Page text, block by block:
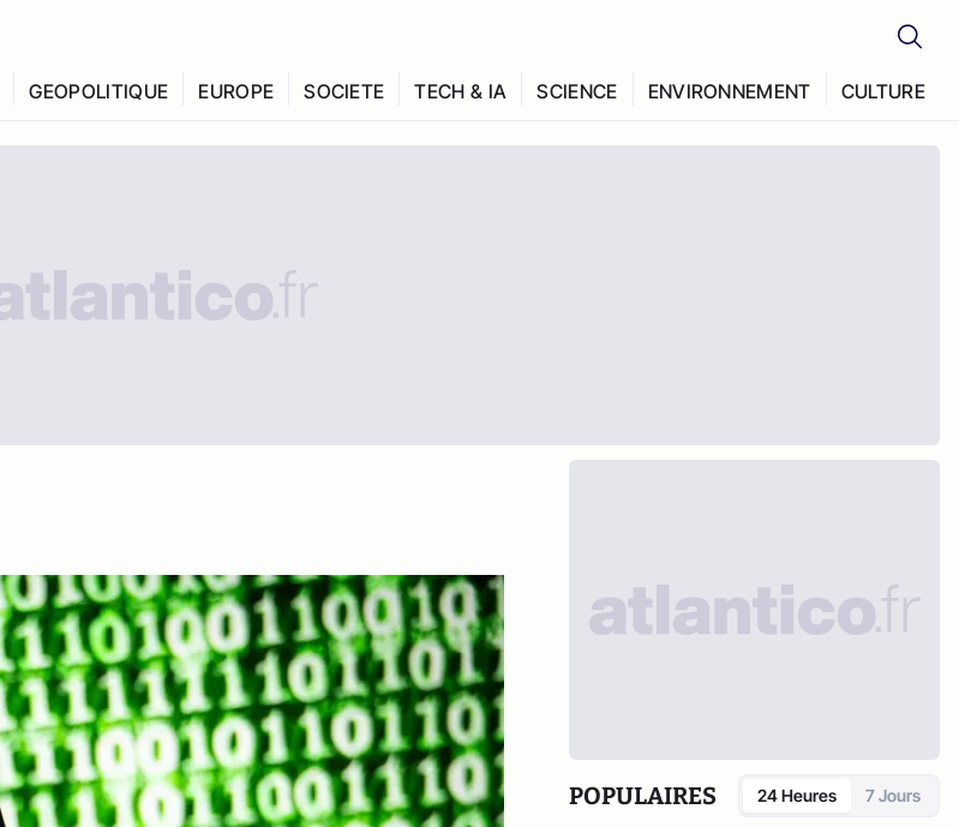
GEOPOLITIQUE EUROPE SOCIETE TECH & IA SCIENCE ENVIRONNEMENT CULTURE
POPULAIRES 24 Heures 7 Jours